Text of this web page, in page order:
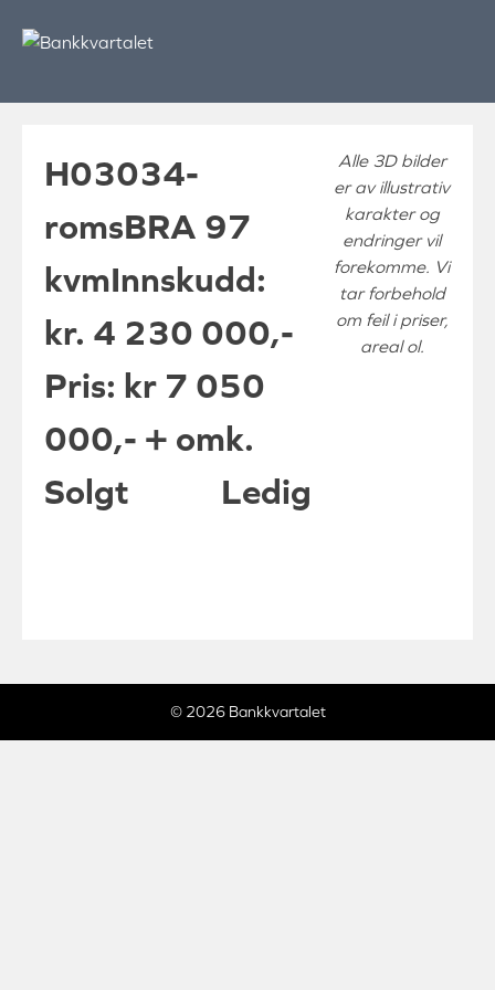
H03034-
romsBRA 97
kvmInnskudd:
kr. 4 230 000,-
Pris: kr 7 050
000,- + omk.
Ledig
Solgt
Alle 3D bilder
er av illustrativ
karakter og
endringer vil
forekomme. Vi
tar forbehold
om feil i priser,
areal ol.
© 2026 Bankkvartalet